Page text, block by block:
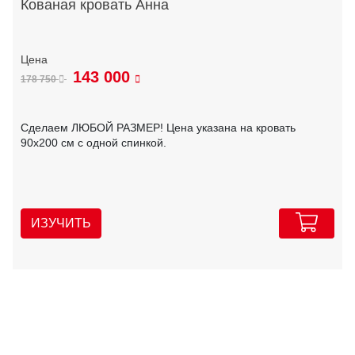
Кованая кровать Анна
178 750 143 000
Сделаем ЛЮБОЙ РАЗМЕР! Цена указана на кровать
90х200 см с одной спинкой.
ИЗУЧИТЬ